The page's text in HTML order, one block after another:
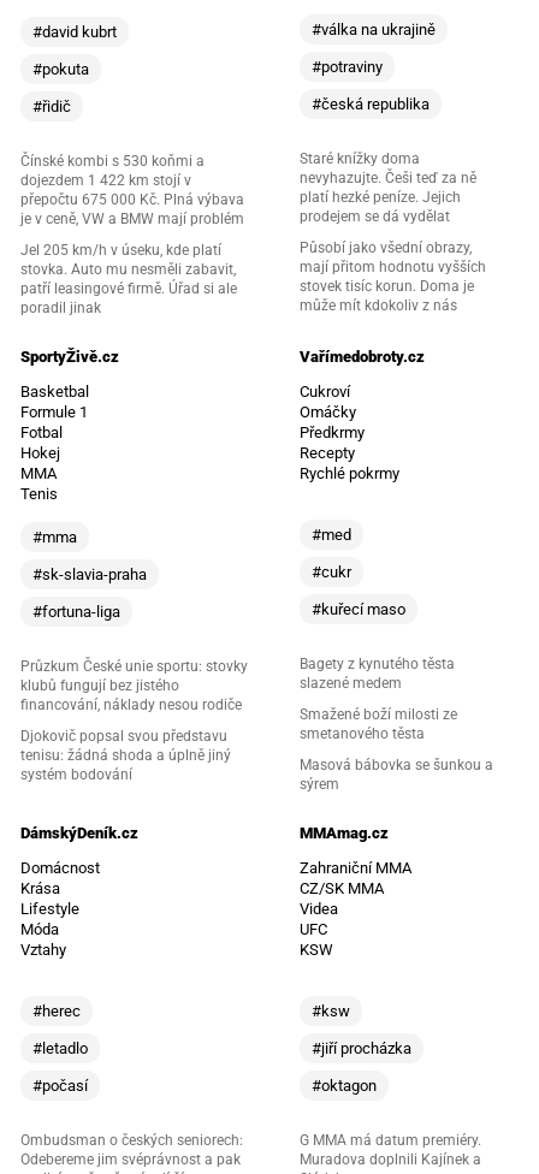
#david kubrt
#pokuta
#řidič
Čínské kombi s 530 koňmi a
dojezdem 1 422 km stojí v
přepočtu 675 000 Kč. Plná výbava
je v ceně, VW a BMW mají problém
Jel 205 km/h v úseku, kde platí
stovka. Auto mu nesměli zabavit,
patří leasingové firmě. Úřad si ale
poradil jinak
#válka na ukrajině
#potraviny
#česká republika
Staré knížky doma
nevyhazujte. Češi teď za ně
platí hezké peníze. Jejich
prodejem se dá vydělat
Působí jako všední obrazy,
mají přitom hodnotu vyšších
stovek tisíc korun. Doma je
může mít kdokoliv z nás
SportyŽivě.cz
Basketbal
Formule 1
Fotbal
Hokej
MMA
Tenis
#mma
#sk-slavia-praha
#fortuna-liga
Průzkum České unie sportu: stovky
klubů fungují bez jistého
financování, náklady nesou rodiče
Djokovič popsal svou představu
tenisu: žádná shoda a úplně jiný
systém bodování
Vařímedobroty.cz
Cukroví
Omáčky
Předkrmy
Recepty
Rychlé pokrmy
#med
#cukr
#kuřecí maso
Bagety z kynutého těsta
slazené medem
Smažené boží milosti ze
smetanového těsta
Masová bábovka se šunkou a
sýrem
DámskýDeník.cz
Domácnost
Krása
Lifestyle
Móda
Vztahy
#herec
#letadlo
#počasí
Ombudsman o českých seniorech:
Odebereme jim svéprávnost a pak
MMAmag.cz
Zahraniční MMA
CZ/SK MMA
Videa
UFC
KSW
#ksw
#jiří procházka
#oktagon
G MMA má datum premiéry.
Muradova doplnili Kajínek a